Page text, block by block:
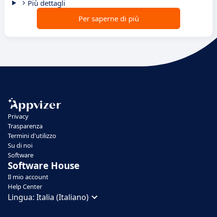
Più dettagli
Per saperne di più
Privacy
Trasparenza
Termini d'utilizzo
Su di noi
Software
Software House
Il mio account
Help Center
Lingua: Italia (Italiano)